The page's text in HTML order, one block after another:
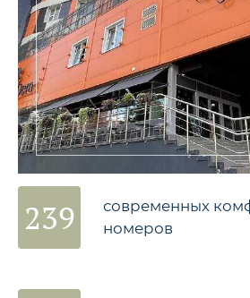
239
современных
номеров